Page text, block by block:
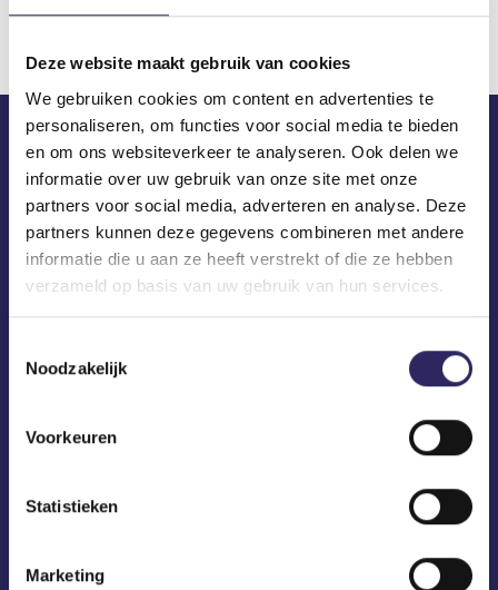
Deze website maakt gebruik van cookies
We gebruiken cookies om content en advertenties te
personaliseren, om functies voor social media te bieden
en om ons websiteverkeer te analyseren. Ook delen we
informatie over uw gebruik van onze site met onze
partners voor social media, adverteren en analyse. Deze
partners kunnen deze gegevens combineren met andere
informatie die u aan ze heeft verstrekt of die ze hebben
verzameld op basis van uw gebruik van hun services.
Noodzakelijk
Voorkeuren
Statistieken
Marketing
ECA in je mailbox?